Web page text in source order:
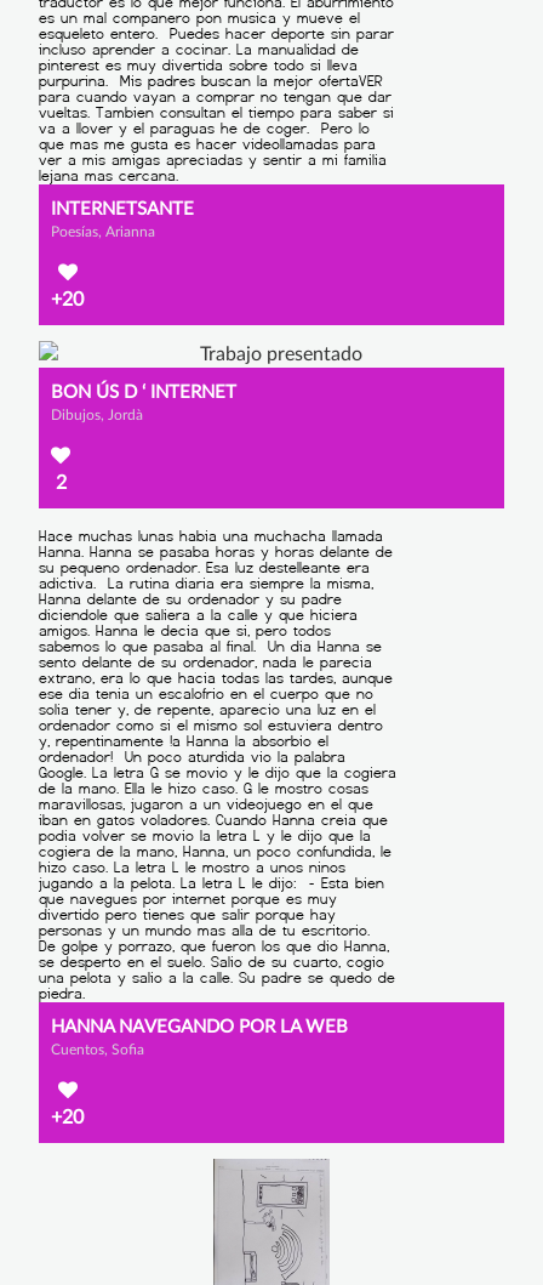
INTERNETSANTE
Poesías, Arianna
+20
BON ÚS D ‘ INTERNET
Dibujos, Jordà
2
HANNA NAVEGANDO POR LA WEB
Cuentos, Sofia
+20